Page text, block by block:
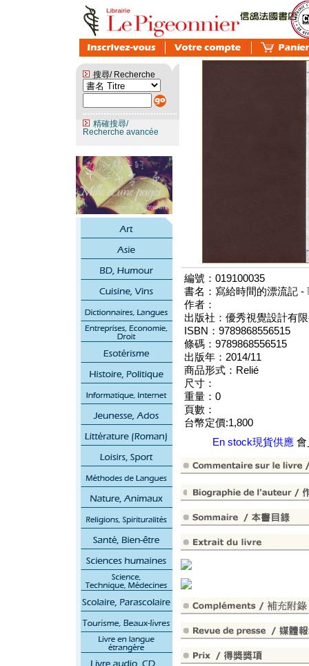
搜尋/ Recherche
精確搜尋/
Recherche avancée
編號：019100035
書名：寫給時間的漂流記 -
作者：
出版社：優秀視覺設計有
ISBN：9789868556515
條碼：9789868556515
出版年：2014/11
商品形式：Relié
尺寸：
重量：0
頁數：
台幣定價:1,800
En stock現貨供應 會